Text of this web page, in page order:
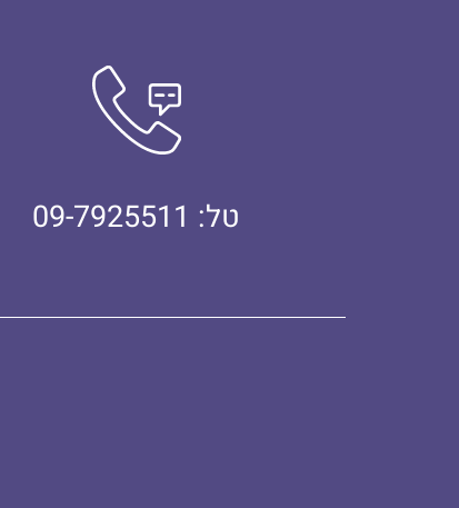
טל: 09-7925511